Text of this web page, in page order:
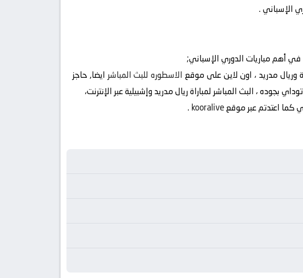
في أهم مباريات الدوري الإسباني;
وريال مدريد ، اون لاين على موقع الاسطوره للبث المباشر ايضا, حاجز
كما اعتدتم عبر موقعkooralive
.